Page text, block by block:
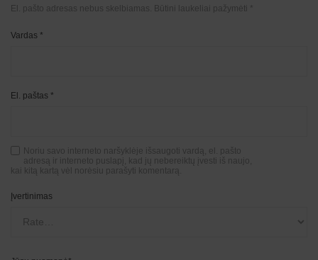
El. pašto adresas nebus skelbiamas. Būtini laukeliai pažymėti
Vardas *
El. paštas *
Noriu savo interneto naršyklėje išsaugoti vardą, el. pašto
adresą ir interneto puslapį, kad jų nebereiktų įvesti iš naujo,
kai kitą kartą vėl norėsiu parašyti komentarą.
Įvertinimas